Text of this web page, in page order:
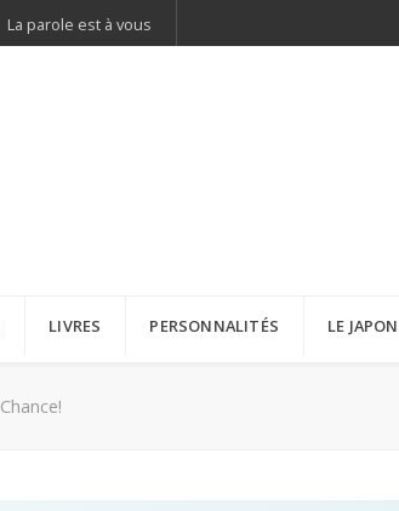
La parole est à vous
LIVRES PERSONNALITÉS LE JAPON
Chance!